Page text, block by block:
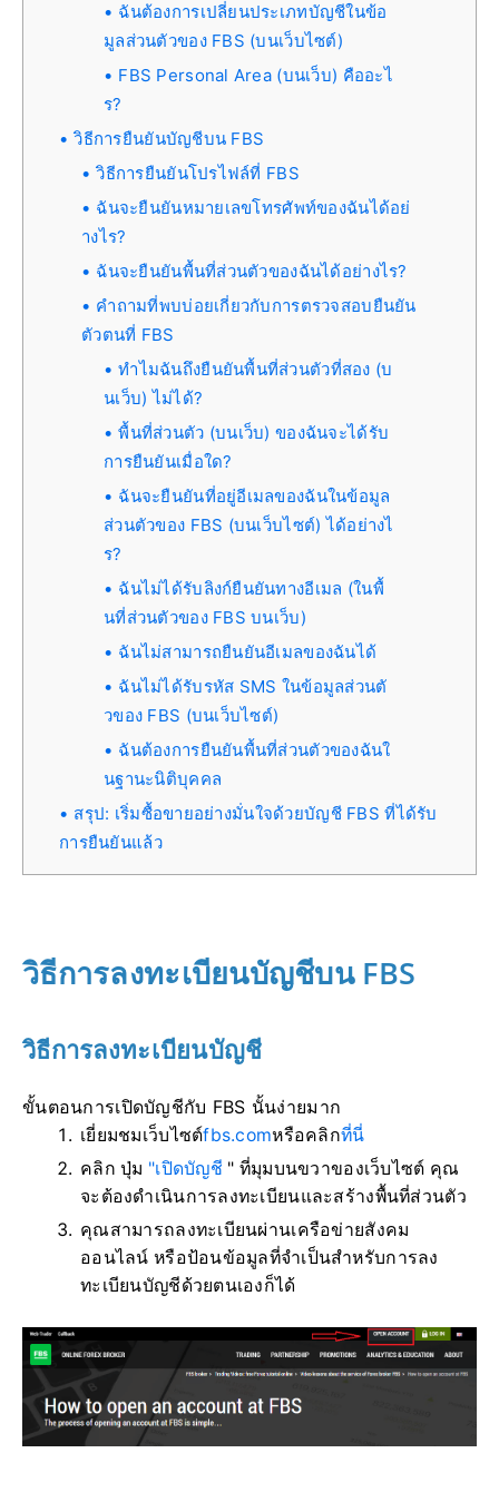
ฉันต้องการเปลี่ยนประเภทบัญชีในข้อ
มูลส่วนตัวของ FBS (บนเว็บไซต์)
FBS Personal Area (บนเว็บ) คืออะไ
ร?
วิธีการยืนยันบัญชีบน FBS
วิธีการยืนยันโปรไฟล์ที่ FBS
ฉันจะยืนยันหมายเลขโทรศัพท์ของฉันได้อย่
างไร?
ฉันจะยืนยันพื้นที่ส่วนตัวของฉันได้อย่างไร?
คำถามที่พบบ่อยเกี่ยวกับการตรวจสอบยืนยัน
ตัวตนที่ FBS
ทำไมฉันถึงยืนยันพื้นที่ส่วนตัวที่สอง (บ
นเว็บ) ไม่ได้?
พื้นที่ส่วนตัว (บนเว็บ) ของฉันจะได้รับ
การยืนยันเมื่อใด?
ฉันจะยืนยันที่อยู่อีเมลของฉันในข้อมูล
ส่วนตัวของ FBS (บนเว็บไซต์) ได้อย่างไ
ร?
ฉันไม่ได้รับลิงก์ยืนยันทางอีเมล (ในพื้
นที่ส่วนตัวของ FBS บนเว็บ)
ฉันไม่สามารถยืนยันอีเมลของฉันได้
ฉันไม่ได้รับรหัส SMS ในข้อมูลส่วนตั
วของ FBS (บนเว็บไซต์)
ฉันต้องการยืนยันพื้นที่ส่วนตัวของฉันใ
นฐานะนิติบุคคล
สรุป: เริ่มซื้อขายอย่างมั่นใจด้วยบัญชี FBS ที่ได้รับ
การยืนยันแล้ว
วิธีการลงทะเบียนบัญชีบน FBS
วิธีการลงทะเบียนบัญชี
ขั้นตอนการเปิดบัญชีกับ FBS นั้นง่ายมาก
เยี่ยมชมเว็บไซต์fbs.comหรือคลิกที่นี่
คลิก ปุ่ม "เปิดบัญชี " ที่มุมบนขวาของเว็บไซต์ คุณ
จะต้องดำเนินการลงทะเบียนและสร้างพื้นที่ส่วนตัว
คุณสามารถลงทะเบียนผ่านเครือข่ายสังคม
ออนไลน์ หรือป้อนข้อมูลที่จำเป็นสำหรับการลง
ทะเบียนบัญชีด้วยตนเองก็ได้